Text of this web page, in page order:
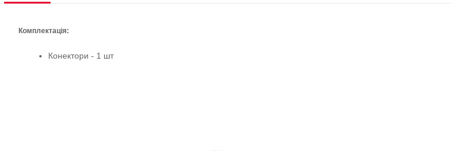
Комплектація:
Конектори - 1 шт